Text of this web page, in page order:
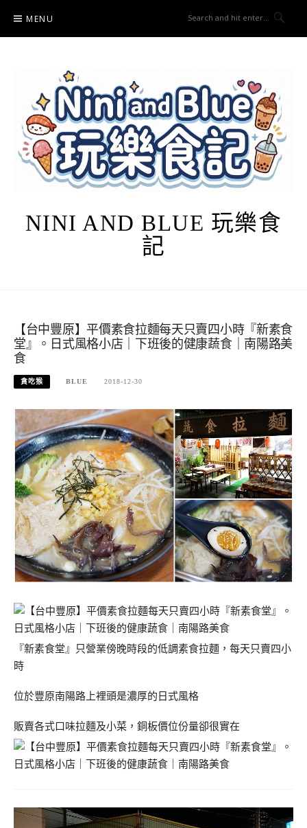
content
MENU
NINI AND BLUE 玩樂食
記
【台中豐原】平價素食拉麵每天只賣四小時『新素食
堂』。日式風格小店｜下班後的健康蔬食｜南陽路美
食
貪吃猴 BLUE 2018-12-30
『新素食堂』只營業傍晚時段的低調素食拉麵，每天只賣四小
時
位於豐原南陽路上裡頭是濃厚的日式風格
販賣各式口味拉麵及小菜，銅板價位份量卻很實在